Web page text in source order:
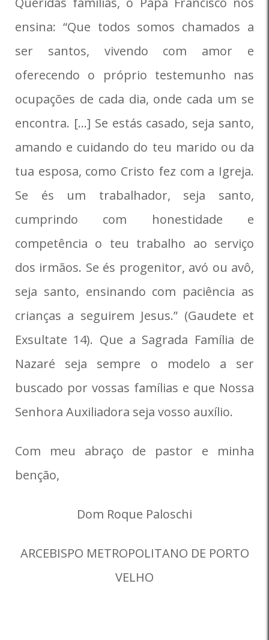
ensina: “Que todos somos chamados a
ser santos, vivendo com amor e
oferecendo o próprio testemunho nas
ocupações de cada dia, onde cada um se
encontra. […] Se estás casado, seja santo,
amando e cuidando do teu marido ou da
tua esposa, como Cristo fez com a Igreja.
Se és um trabalhador, seja santo,
cumprindo com honestidade e
competência o teu trabalho ao serviço
dos irmãos. Se és progenitor, avó ou avô,
seja santo, ensinando com paciência as
crianças a seguirem Jesus.” (Gaudete et
Exsultate 14). Que a Sagrada Família de
Nazaré seja sempre o modelo a ser
buscado por vossas famílias e que Nossa
Senhora Auxiliadora seja vosso auxílio.
Com meu abraço de pastor e minha
benção,
Dom Roque Paloschi
ARCEBISPO METROPOLITANO DE PORTO
VELHO